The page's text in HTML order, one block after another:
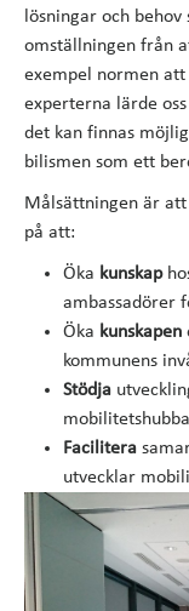
lösningar och
omställningen från
exempel normen att
experterna lärde
det kan finnas
bilismen som ett
Målsättningen är
på att:
Öka kunskap
ambassadörer
Öka kunskapen
kommunens
Stödja
Facilitera
utvecklar